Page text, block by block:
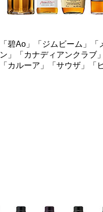
「碧Ao」「ジムビーム」
ン」「カナディアンクラブ
「カルーア」「サウザ」「